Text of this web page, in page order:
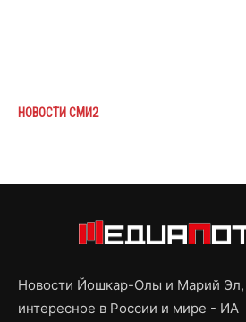
НОВОСТИ СМИ2
Новости Йошкар-Олы и Марий Эл,
интересное в России и мире - ИА